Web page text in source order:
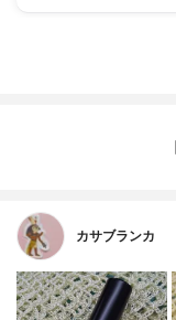
カサブランカ